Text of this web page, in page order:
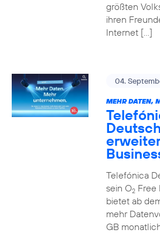
größten
ihren
Internet […]
04.
MEHR DATEN,
Telefónica
sein O2Free
bietet ab
mehr
GB